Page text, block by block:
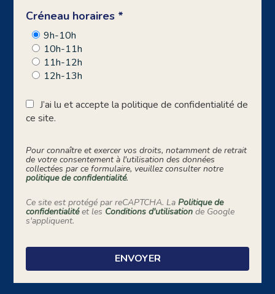
Créneau horaires *
9h-10h
10h-11h
11h-12h
12h-13h
J’ai lu et accepte la politique de confidentialité de
ce site.
Pour connaître et exercer vos droits, notamment de retrait
de votre consentement à l'utilisation des données
collectées par ce formulaire, veuillez consulter notre
politique de confidentialité.
Ce site est protégé par reCAPTCHA. LaPolitique de
confidentialitéet les Conditions d'utilisation de Google
s'appliquent.